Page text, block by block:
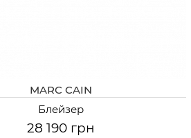
MARC CAIN
Блейзер
28 190 грн